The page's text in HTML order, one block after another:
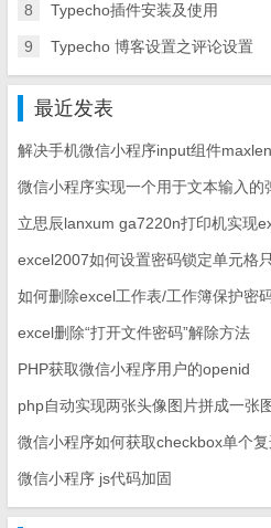
8 Typecho插件安装及使用
9 Typecho 博客设置之评论设置
最近发表
解决手机微信小程序input组件
微信小程序实现一个用于文本输入的
立思辰lanxum ga7220n打印机实现
excel2007如何设置密码锁定单元格
如何删除excel工作表/工作簿保护密
excel删除“打开文件密码”解除方法
PHP获取微信小程序用户的openid
php自动实现两张头像图片拼成一张
微信小程序如何获取checkbox单个
微信小程序 js代码加固